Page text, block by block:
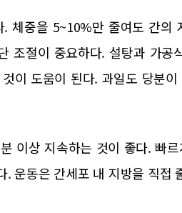
체중을 5~10%만 줄여도 간의
조절이 중요하다. 설탕과 가공
이 도움이 된다. 과일도 당분이
이상 지속하는 것이 좋다. 빠
운동은 간세포 내 지방을 직접